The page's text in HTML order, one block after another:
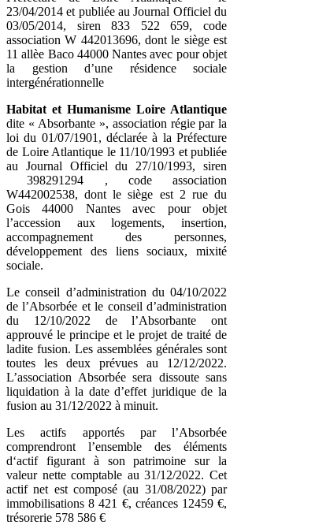
23/04/2014 et publiée au Journal Officiel du
03/05/2014, siren 833 522 659, code
association W 442013696, dont le siège est
11 allèe Baco 44000 Nantes avec pour objet
la gestion d’une résidence sociale
intergénérationnelle
Habitat et Humanisme Loire Atlantique
dite « Absorbante », association régie par la
loi du 01/07/1901, déclarée à la Préfecture
de Loire Atlantique le 11/10/1993 et publiée
au Journal Officiel du 27/10/1993, siren
398291294 , code association
W442002538, dont le siège est 2 rue du
Gois 44000 Nantes avec pour objet
l’accession aux logements, insertion,
accompagnement des personnes,
développement des liens sociaux, mixité
sociale.
Le conseil d’administration du 04/10/2022
de l’Absorbée et le conseil d’administration
du 12/10/2022 de l’Absorbante ont
approuvé le principe et le projet de traité de
ladite fusion. Les assemblées générales sont
toutes les deux prévues au 12/12/2022.
L’association Absorbée sera dissoute sans
liquidation à la date d’effet juridique de la
fusion au 31/12/2022 à minuit.
Les actifs apportés par l’Absorbée
comprendront l’ensemble des éléments
d‘actif figurant à son patrimoine sur la
valeur nette comptable au 31/12/2022. Cet
actif net est composé (au 31/08/2022) par
immobilisations 8 421 €, créances 12459 €,
trésorerie 578 586 €